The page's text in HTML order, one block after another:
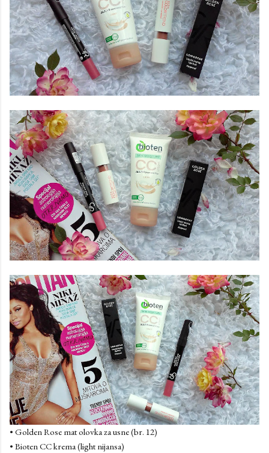
• Golden Rose mat olovka za usne (br. 12)
• Bioten CC krema (light nijansa)